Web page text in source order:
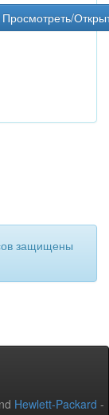
Просмотреть/
защищены
Hewlett-Packard -